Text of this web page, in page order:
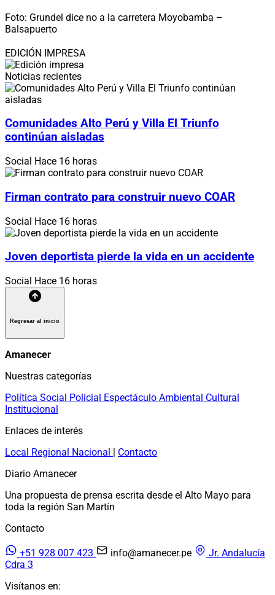
Foto: Grundel dice no a la carretera Moyobamba –
Balsapuerto
EDICIÓN IMPRESA
Noticias recientes
Comunidades Alto Perú y Villa El Triunfo
continúan aisladas
Social Hace 16 horas
Firman contrato para construir nuevo COAR
Social Hace 16 horas
Joven deportista pierde la vida en un accidente
Social Hace 16 horas
Regresar al inicio
Amanecer
Nuestras categorías
Política Social Policial Espectáculo Ambiental Cultural
Institucional
Enlaces de interés
Local Regional Nacional | Contacto
Diario Amanecer
Una propuesta de prensa escrita desde el Alto Mayo para
toda la región San Martín
Contacto
+51 928 007 423 info@amanecer.pe
Jr. Andalucía
Cdra 3
Visítanos en: